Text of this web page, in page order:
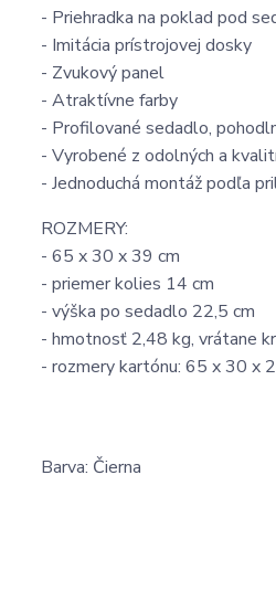
- Priehradka na poklad pod
- Imitácia prístrojovej dosky
- Zvukový panel
- Atraktívne farby
- Profilované sedadlo,
- Vyrobené z odolných a
- Jednoduchá montáž podľa
ROZMERY:
- 65 x 30 x 39 cm
- priemer kolies 14 cm
- výška po sedadlo 22,5 cm
- hmotnosť 2,48 kg, vrátane
- rozmery kartónu: 65 x 30 x
Barva: Čierna